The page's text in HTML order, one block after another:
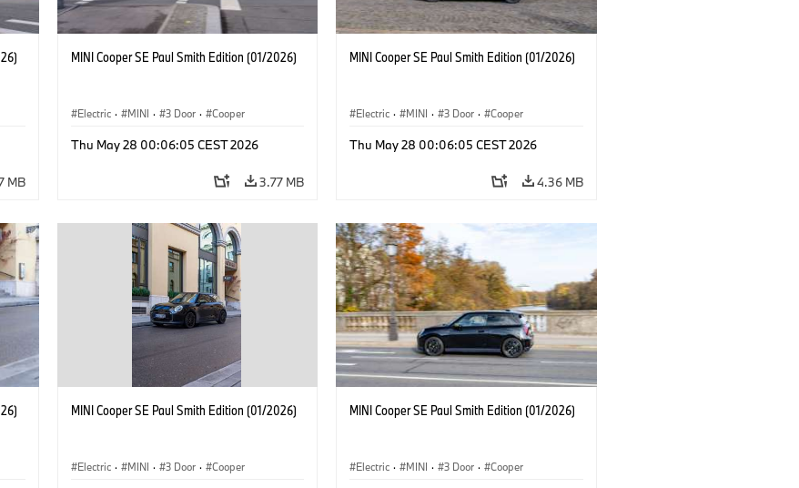
MB
MINI Cooper SE Paul Smith Edition (01/2026)
Electric · MINI · 3 Door · Cooper
Thu May 28 00:06:05 CEST 2026
3.77 MB
MINI Cooper SE Paul Smith Edition (01/2026)
Electric · MINI · 3 Door · Cooper
Thu May 28 00:06:05 CEST 2026
4.36 MB
MINI Cooper SE Paul Smith Edition (01/2026)
Electric · MINI · 3 Door · Cooper
MINI Cooper SE Paul Smith Edition (01/2026)
Electric · MINI · 3 Door · Cooper